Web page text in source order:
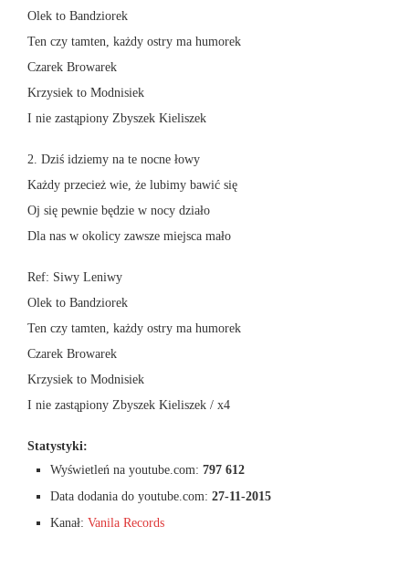
Olek to Bandziorek
Ten czy tamten, każdy ostry ma humorek
Czarek Browarek
Krzysiek to Modnisiek
I nie zastąpiony Zbyszek Kieliszek
2. Dziś idziemy na te nocne łowy
Każdy przecież wie, że lubimy bawić się
Oj się pewnie będzie w nocy działo
Dla nas w okolicy zawsze miejsca mało
Ref: Siwy Leniwy
Olek to Bandziorek
Ten czy tamten, każdy ostry ma humorek
Czarek Browarek
Krzysiek to Modnisiek
I nie zastąpiony Zbyszek Kieliszek / x4
Statystyki:
Wyświetleń na youtube.com: 797 612
Data dodania do youtube.com: 27-11-2015
Kanał: Vanila Records